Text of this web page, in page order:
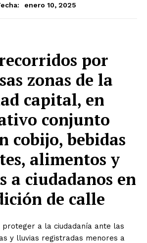
enero 10, 2025
por
zonas de la
capital, en
conjunto
cobijo, bebidas
alimentos y
a ciudadanos en
de calle
proteger a la ciudadanía ante las
y lluvias registradas menores a